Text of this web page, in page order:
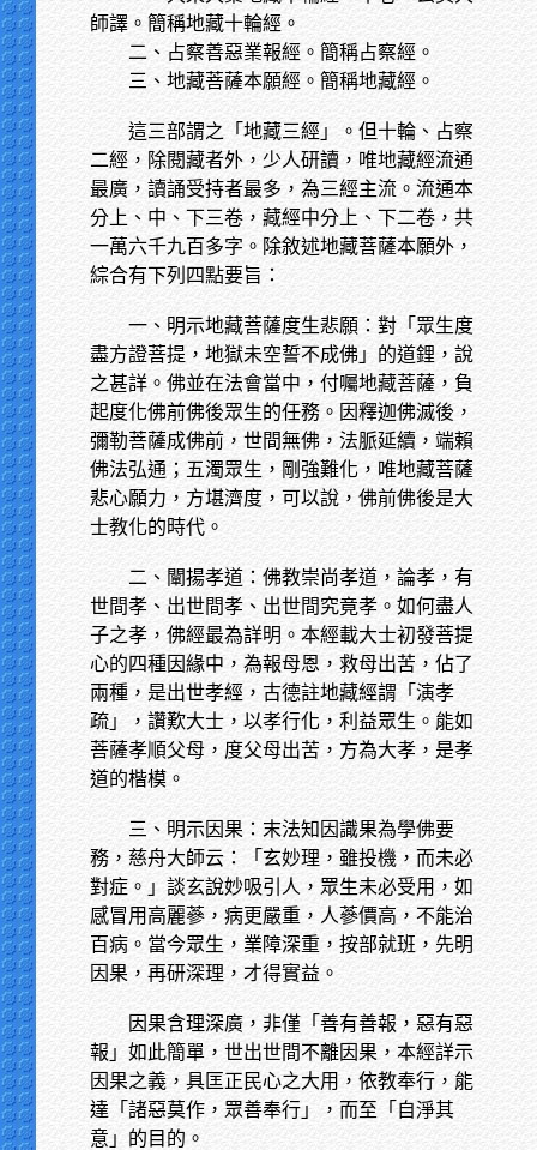
師譯。簡稱地藏十輪經。
二、占察善惡業報經。簡稱占察經。
三、地藏菩薩本願經。簡稱地藏經。
這三部謂之「地藏三經」。但十輪、占察
二經，除閱藏者外，少人研讀，唯地藏經流通
最廣，讀誦受持者最多，為三經主流。流通本
分上、中、下三卷，藏經中分上、下二卷，共
一萬六千九百多字。除敘述地藏菩薩本願外，
綜合有下列四點要旨：
一、明示地藏菩薩度生悲願：對「眾生度
盡方證菩提，地獄未空誓不成佛」的道鋰，說
之甚詳。佛並在法會當中，付囑地藏菩薩，負
起度化佛前佛後眾生的任務。因釋迦佛滅後，
彌勒菩薩成佛前，世間無佛，法脈延續，端賴
佛法弘通；五濁眾生，剛強難化，唯地藏菩薩
悲心願力，方堪濟度，可以說，佛前佛後是大
士教化的時代。
二、闡揚孝道：佛教崇尚孝道，論孝，有
世間孝、出世間孝、出世間究竟孝。如何盡人
子之孝，佛經最為詳明。本經載大士初發菩提
心的四種因緣中，為報母恩，救母出苦，佔了
兩種，是出世孝經，古德註地藏經謂「演孝
疏」，讚歎大士，以孝行化，利益眾生。能如
菩薩孝順父母，度父母出苦，方為大孝，是孝
道的楷模。
三、明示因果：末法知因識果為學佛要
務，慈舟大師云：「玄妙理，雖投機，而未必
對症。」談玄說妙吸引人，眾生未必受用，如
感冒用高麗蔘，病更嚴重，人蔘價高，不能治
百病。當今眾生，業障深重，按部就班，先明
因果，再研深理，才得實益。
因果含理深廣，非僅「善有善報，惡有惡
報」如此簡單，世出世間不離因果，本經詳示
因果之義，具匡正民心之大用，依教奉行，能
達「諸惡莫作，眾善奉行」，而至「自淨其
意」的目的。